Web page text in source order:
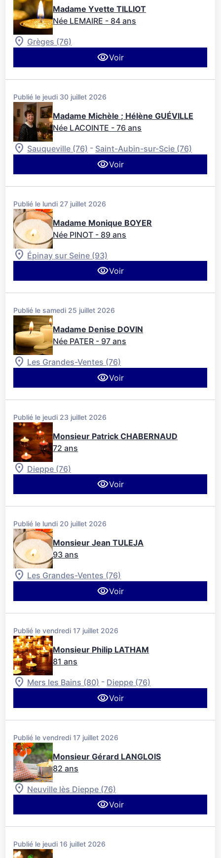
Madame Yvette TILLIOT
Née LEMAIRE - 84 ans
Grèges (76)
Voir
Publié le jeudi 30 juillet 2026
Madame Michèle ; Hélène GUÉVILLE
Née LACOINTE - 76 ans
Sauqueville (76) - Saint-Aubin-sur-Scie (76)
Voir
Publié le lundi 27 juillet 2026
Madame Monique BOYER
Née PINOT - 89 ans
Épinay sur Seine (93)
Voir
Publié le samedi 25 juillet 2026
Madame Denise DOVIN
Née PATER - 97 ans
Les Grandes-Ventes (76)
Voir
Publié le jeudi 23 juillet 2026
Monsieur Patrick CHABERNAUD
72 ans
Dieppe (76)
Voir
Publié le lundi 20 juillet 2026
Monsieur Jean TULEJA
93 ans
Les Grandes-Ventes (76)
Voir
Publié le vendredi 17 juillet 2026
Monsieur Philip LATHAM
81 ans
Mers les Bains (80) - Dieppe (76)
Voir
Publié le vendredi 17 juillet 2026
Monsieur Gérard LANGLOIS
82 ans
Neuville lès Dieppe (76)
Voir
Publié le jeudi 16 juillet 2026